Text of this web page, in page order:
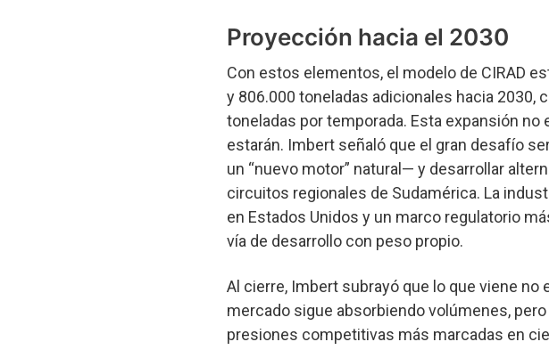
Proyección hacia el 2030
Con estos elementos, el modelo de CIRAD
y 806.000 toneladas adicionales hacia 2030,
toneladas por temporada. Esta expansión
estarán. Imbert señaló que el gran desafío
un “nuevo motor” natural— y desarrollar
circuitos regionales de Sudamérica. La
en Estados Unidos y un marco regulatorio
vía de desarrollo con peso propio.
Al cierre, Imbert subrayó que lo que viene
mercado sigue absorbiendo volúmenes,
presiones competitivas más marcadas en